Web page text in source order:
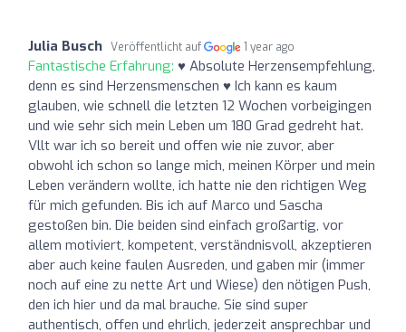
Julia Busch Veröffentlicht auf 1 year ago
Fantastische Erfahrung: ♥️ Absolute Herzensempfehlung,
denn es sind Herzensmenschen ♥️ Ich kann es kaum
glauben, wie schnell die letzten 12 Wochen vorbeigingen
und wie sehr sich mein Leben um 180 Grad gedreht hat.
Vllt war ich so bereit und offen wie nie zuvor, aber
obwohl ich schon so lange mich, meinen Körper und mein
Leben verändern wollte, ich hatte nie den richtigen Weg
für mich gefunden. Bis ich auf Marco und Sascha
gestoßen bin. Die beiden sind einfach großartig, vor
allem motiviert, kompetent, verständnisvoll, akzeptieren
aber auch keine faulen Ausreden, und gaben mir (immer
noch auf eine zu nette Art und Wiese) den nötigen Push,
den ich hier und da mal brauche. Sie sind super
authentisch, offen und ehrlich, jederzeit ansprechbar und